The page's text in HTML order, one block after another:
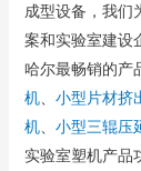
成型设备，我们
案和实验室建设
哈尔最畅销的产
机、 小型片材挤
机、 小型三辊压
实验室塑机产品